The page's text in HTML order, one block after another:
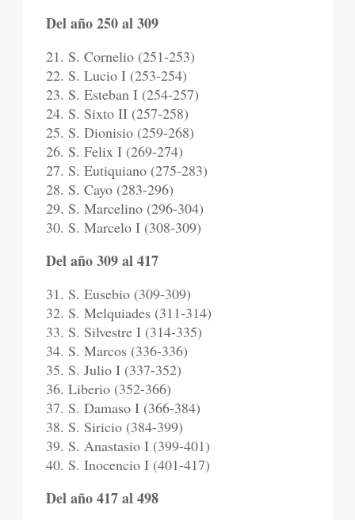
Del año 250 al 309
21. S. Cornelio (251-253)
22. S. Lucio I (253-254)
23. S. Esteban I (254-257)
24. S. Sixto II (257-258)
25. S. Dionisio (259-268)
26. S. Felix I (269-274)
27. S. Eutiquiano (275-283)
28. S. Cayo (283-296)
29. S. Marcelino (296-304)
30. S. Marcelo I (308-309)
Del año 309 al 417
31. S. Eusebio (309-309)
32. S. Melquiades (311-314)
33. S. Silvestre I (314-335)
34. S. Marcos (336-336)
35. S. Julio I (337-352)
36. Liberio (352-366)
37. S. Damaso I (366-384)
38. S. Siricio (384-399)
39. S. Anastasio I (399-401)
40. S. Inocencio I (401-417)
Del año 417 al 498